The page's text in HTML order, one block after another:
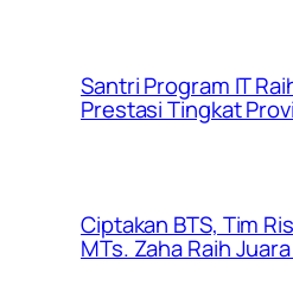
Santri Program IT
Prestasi Tingkat
Ciptakan BTS, Tim
MTs. Zaha Raih Juara